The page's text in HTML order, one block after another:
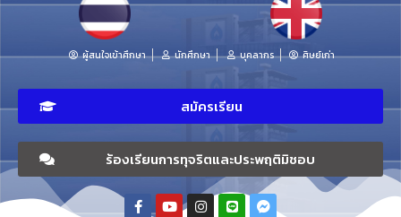
ผู้สนใจเข้าศึกษา นักศึกษา บุคลากร ศิษย์เก่า
สมัครเรียน
ร้องเรียนการทุจริตและประพฤติมิชอบ